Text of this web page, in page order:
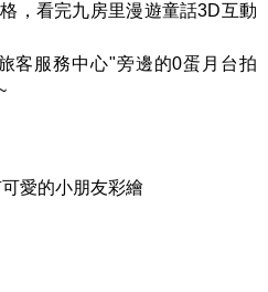
，看完九房里漫遊童話3D互動
客服務中心"旁邊的0蛋月台拍
愛的小朋友彩繪